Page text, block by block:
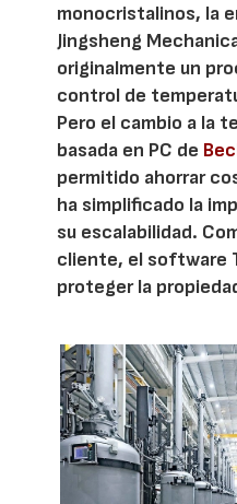
monocristalinos, la
Jingsheng
originalmente un
control de
Pero el cambio a la
basada en PC de
permitido ahorrar
ha simplificado la
su escalabilidad.
cliente, el software
proteger la